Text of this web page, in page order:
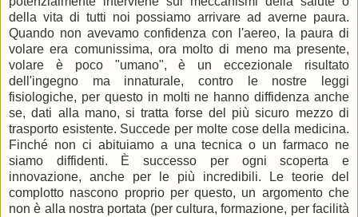
della vita di tutti noi possiamo arrivare ad averne paura.
Quando non avevamo confidenza con l'aereo, la paura di
volare era comunissima, ora molto di meno ma presente,
volare è poco "umano", è un eccezionale risultato
dell'ingegno ma innaturale, contro le nostre leggi
fisiologiche, per questo in molti ne hanno diffidenza anche
se, dati alla mano, si tratta forse del più sicuro mezzo di
trasporto esistente. Succede per molte cose della medicina.
Finché non ci abituiamo a una tecnica o un farmaco ne
siamo diffidenti. È successo per ogni scoperta e
innovazione, anche per le più incredibili. Le teorie del
complotto nascono proprio per questo, un argomento che
non è alla nostra portata (per cultura, formazione, per facilità